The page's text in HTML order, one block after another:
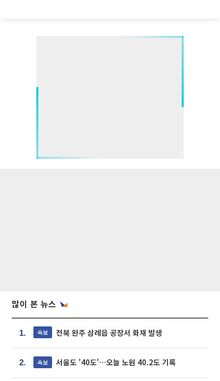
많이 본 뉴스
1. 속보 전북 완주 삼례읍 공장서 화재 발생
2. 속보 서울도 '40도'…오늘 노원 40.2도 기록